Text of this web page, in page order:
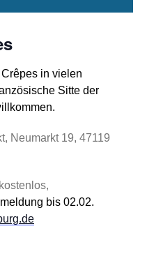
in vielen
Sitte der
Neumarkt 19, 47119
bis 02.02.